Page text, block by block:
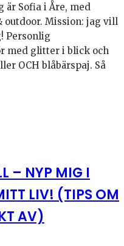
är Sofia i Åre, med
Mission: jag vill
Personlig
med glitter i blick och
OCH blåbärspaj. Så
– NYP MIG I
LIV! (TIPS OM
AV)